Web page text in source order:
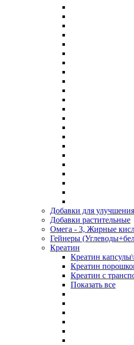
Добавки для
Добавки растительные
Омега - 3, Жирные
Гейнеры
Креатин
Креатин
Креатин
Креатин с
Показать все